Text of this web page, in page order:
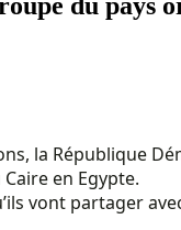
la République
en Egypte.
vont partager